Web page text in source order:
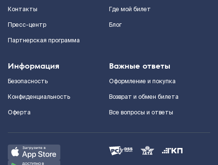
Контакты
Пресс-центр
Партнерская программа
Где мой билет
Блог
Информация
Безопасность
Конфиденциальность
Оферта
Важные ответы
Оформление и покупка
Возврат и обмен билета
Все вопросы и ответы